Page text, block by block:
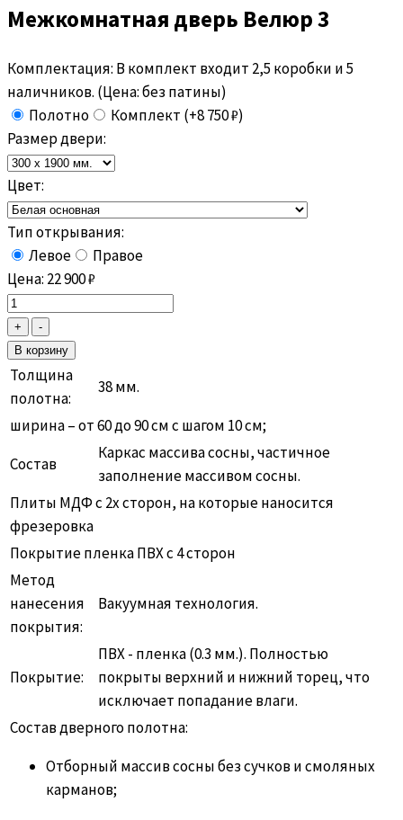
Межкомнатная дверь Велюр 3
Комплектация: В комплект входит 2,5 коробки и 5
наличников. (Цена: без патины)
Полотно
Комплект (+8 750 ₽)
Размер двери:
Цвет:
Тип открывания:
Левое
Правое
Цена: 22 900₽
Толщина
полотна:
38 мм.
ширина – от 60 до 90 см с шагом 10 см;
Состав
Каркас массива сосны, частичное
заполнение массивом сосны.
Плиты МДФ с 2х сторон, на которые наносится
фрезеровка
Покрытие пленка ПВХ с 4 сторон
Метод
нанесения
покрытия:
Вакуумная технология.
Покрытие:
ПВХ - пленка (0.3 мм.). Полностью
покрыты верхний и нижний торец, что
исключает попадание влаги.
Состав дверного полотна:
Отборный массив сосны без сучков и смоляных
карманов;